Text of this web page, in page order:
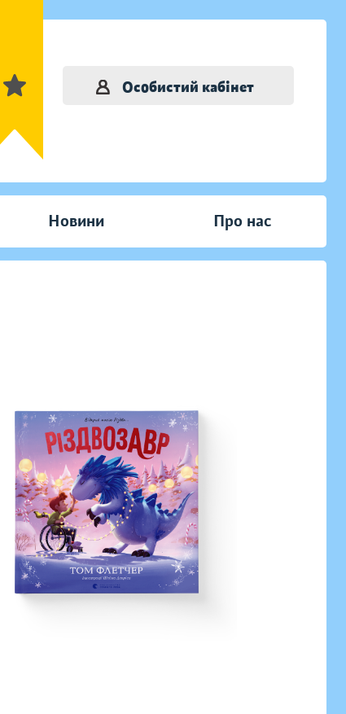
Особистий кабінет
Новини Про нас